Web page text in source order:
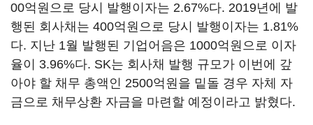
00억원으로 당시 발행이자는 2.67%다. 2019년에 발
행된 회사채는 400억원으로 당시 발행이자는 1.81%
다. 지난 1월 발행된 기업어음은 1000억원으로 이자
율이 3.96%다. SK는 회사채 발행 규모가 이번에 갚
아야 할 채무 총액인 2500억원을 밑돌 경우 자체 자
금으로 채무상환 자금을 마련할 예정이라고 밝혔다.